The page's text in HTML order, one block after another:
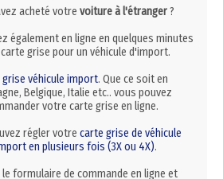
acheté votre voiture à l'étranger?
également en ligne en quelques minutes
grise pour un véhicule d'import.
grise véhicule import. Que ce soit en
Belgique, Italie etc.. vous pouvez
votre carte grise en ligne.
régler votrecarte grise de véhicule
en plusieurs fois (3X ou 4X).
formulaire de commande en ligne et